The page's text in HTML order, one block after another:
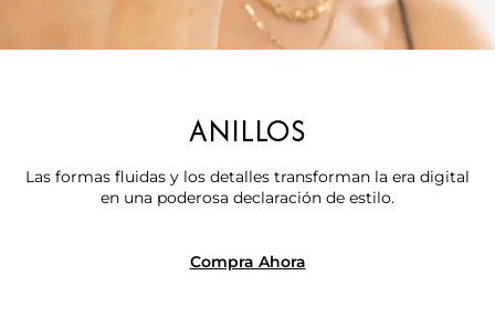
ANILLOS
Las formas fluidas y los detalles transforman la era digital
en una poderosa declaración de estilo.
Compra Ahora